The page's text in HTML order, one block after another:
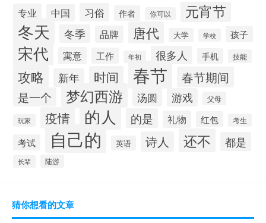
专业 中国 习俗 作者 你可以 元宵节
冬天 冬季 品牌 唐代 大学 学校 孩子
宋代 寓意 工作 年初 很多人 手机 技能
攻略 新年 时间 春节 春节期间
是一个 梦幻西游 汤圆 游戏 父母
玩家 疫情 的人 的是 礼物 红包 考生
考试 自己的 英语 诗人 还不 都是
长辈 陆游
猜你想看的文章